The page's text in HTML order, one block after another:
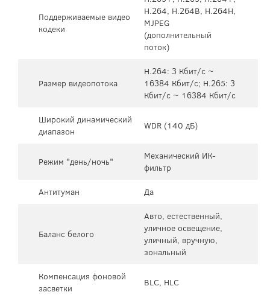
Поддерживаемые видео
кодеки
H.264, H.264B, H.264H,
MJPEG
(дополнительный
поток)
Размер видеопотока
H.264: 3 Кбит/с ~
16384 Кбит/с; H.265: 3
Кбит/с ~ 16384 Кбит/с
Широкий динамический
диапазон
WDR (140 дБ)
Режим "день/ночь"
Механический ИК-
фильтр
Антитуман
Да
Баланс белого
Авто, естественный,
уличное освещение,
уличный, вручную,
зональный
Компенсация фоновой
засветки
BLC, HLC